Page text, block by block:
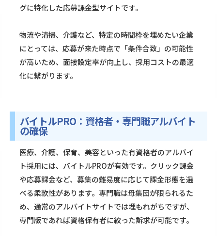
グに特化した応募課金型サイトです。
物流や清掃、介護など、特定の時間枠を埋めたい企業
にとっては、応募が来た時点で「条件合致」の可能性
が高いため、面接設定率が向上し、採用コストの最適
化に繋がります。
バイトルPRO：資格者・専門職アルバイト
の確保
医療、介護、保育、美容といった有資格者のアルバイ
ト採用には、バイトルPROが有効です。クリック課金
や応募課金など、募集の難易度に応じて課金形態を選
べる柔軟性があります。専門職は母集団が限られるた
め、通常のアルバイトサイトでは埋もれがちですが、
専門版であれば資格保有者に絞った訴求が可能です。